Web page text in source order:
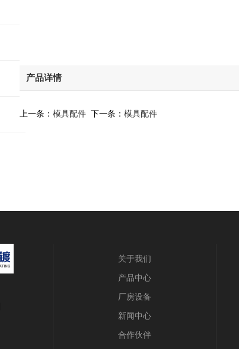
产品详情
上一条： 模具配件 下一条： 模具配件
关于我们
产品中心
厂房设备
新闻中心
合作伙伴